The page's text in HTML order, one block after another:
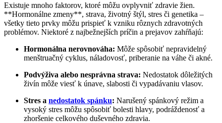
Existuje mnoho faktorov, ktoré môžu ovplyvniť zdravie ⁢žien.
**Hormonálne zmeny**, strava, ⁤životný štýl, stres či⁣ genetika –
všetky tieto prvky môžu prispieť k vzniku rôznych zdravotných
problémov. Niektoré z najbežnejších príčin​ a ​prejavov zahŕňajú:
Hormonálna nerovnováha: Môže spôsobiť nepravidelný
menštruačný cyklus, náladovosť, priberanie na váhe či akné.
Podvýživa ‍alebo nesprávna ‍strava: Nedostatok dôležitých
živín môže viesť k​ únave, slabosti či vypadávaniu vlasov.
Stres​ a nedostatok spánku: Narušený spánkový režim a
vysoký stres môžu spôsobiť bolesti hlavy, podráždenosť a
zhoršenie celkového⁢ duševného zdravia.